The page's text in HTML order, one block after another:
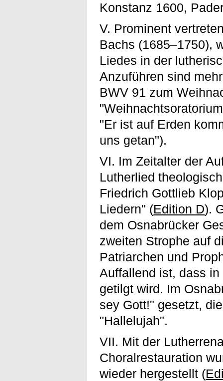
Konstanz 1600,
V. Prominent
Bachs (1685–1750),
Liedes in der
Anzuführen sind
BWV 91 zum
"Er ist auf Erden
uns getan").
VI. Im Zeitalter der
Lutherlied
Friedrich Gottlieb
Liedern" (Edition D).
dem Osnabrücker
zweiten Strophe auf
Patriarchen und
Auffallend ist, dass
getilgt wird. Im
sey Gott!" gesetzt,
"Hallelujah".
VII. Mit der
Choralrestauration
wieder hergestellt (